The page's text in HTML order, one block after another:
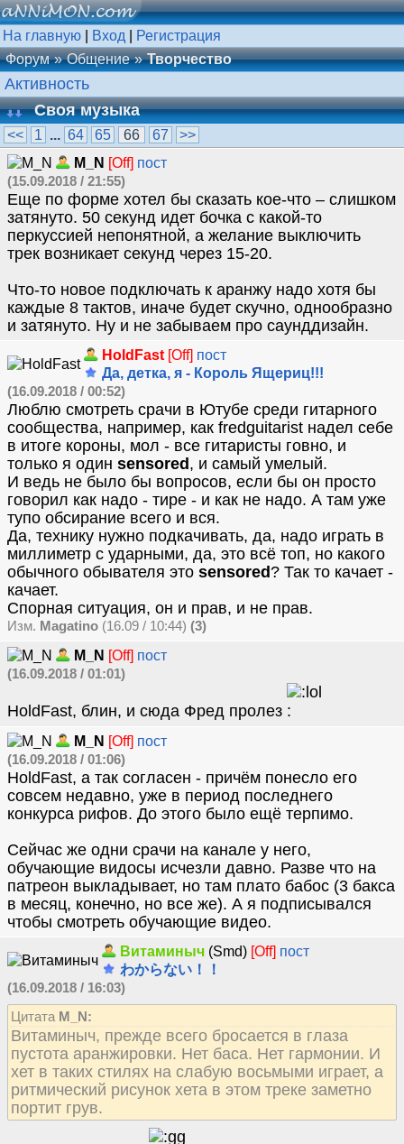
На главную Вход
Регистрация
Форум
Общение Творчество
Активность
Своя музыка
<< 1 ... 64 65 66 67
>>
M_N [Off] пост
(15.09.2018 / 21:55)
Еще по форме хотел бы сказать кое-что – слишком
затянуто. 50 секунд идет бочка с какой-то
перкуссией непонятной, а желание выключить
трек возникает секунд через 15-20.
Что-то новое подключать к аранжу надо хотя бы
каждые 8 тактов, иначе будет скучно, однообразно
и затянуто. Ну и не забываем про саунддизайн.
HoldFast [Off] пост
Да, детка, я - Король Ящериц!!!
(16.09.2018 / 00:52)
Люблю смотреть срачи в Ютубе среди гитарного
сообщества, например, как fredguitarist надел себе
в итоге короны, мол - все гитаристы говно, и
только я один sensored , и самый умелый.
И ведь не было бы вопросов, если бы он просто
говорил как надо - тире - и как не надо. А там уже
тупо обсирание всего и вся.
Да, технику нужно подкачивать, да, надо играть в
миллиметр с ударными, да, это всё топ, но какого
обычного обывателя это sensored? Так то качает -
качает.
Спорная ситуация, он и прав, и не прав.
Изм. Magatino (16.09 / 10:44) (3)
M_N [Off] пост
(16.09.2018 / 01:01)
HoldFast, блин, и сюда Фред пролез
M_N [Off] пост
(16.09.2018 / 01:06)
HoldFast, а так согласен - причём понесло его
совсем недавно, уже в период последнего
конкурса рифов. До этого было ещё терпимо.
Сейчас же одни срачи на канале у него,
обучающие видосы исчезли давно. Разве что на
патреон выкладывает, но там плато бабос (3 бакса
в месяц, конечно, но все же). А я подписывался
чтобы смотреть обучающие видео.
Витаминыч (Smd) [Off] пост
わからない！！
(16.09.2018 / 16:03)
Цитата M_N:
Витаминыч, прежде всего бросается в глаза
пустота аранжировки. Нет баса. Нет гармонии. И
хет в таких стилях на слабую восьмыми играет, а
ритмический рисунок хета в этом треке заметно
портит грув.